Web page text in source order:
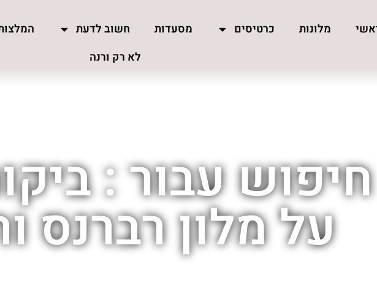
מלונות כרטיסים מסעדות חשוב לדעת
לא רק ורנה
עבור :
על מלון רברנס